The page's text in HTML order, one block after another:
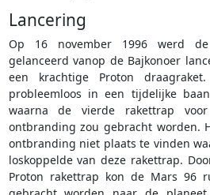
Lancering
Op 16 november 1996 werd
gelanceerd vanop de Bajkonoer
een krachtige Proton
probleemloos in een tijdelijke
waarna de vierde rakettrap
ontbranding zou gebracht worden.
ontbranding niet plaats te vinden
loskoppelde van deze rakettrap.
Proton rakettrap kon de Mars 96